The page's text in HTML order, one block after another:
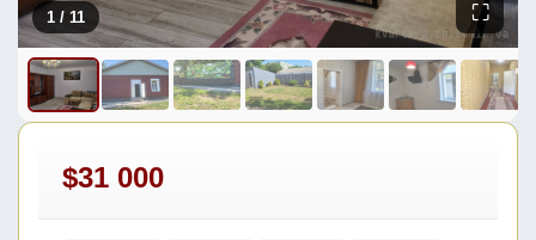
1 / 11 ⛶
$31 000